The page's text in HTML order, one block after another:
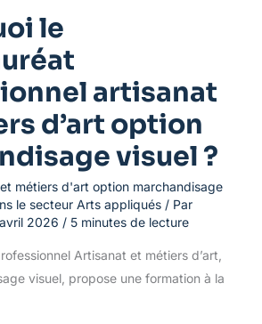
le
artisanat
d’art option
visuel ?
métiers d'art option marchandisage
le secteur Arts appliqués/ Par
2026 / 5 minutes de lecture
Artisanat et métiers d’art,
visuel, propose une formation à la